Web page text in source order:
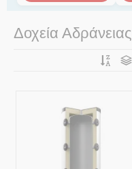
Δοχεία Αδράνειας